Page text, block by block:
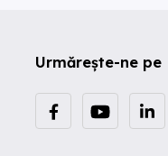
Urmărește-ne pe